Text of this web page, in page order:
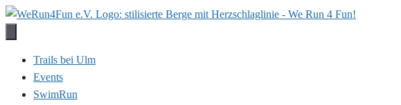
Zum
Trails bei Ulm
Events
SwimRun